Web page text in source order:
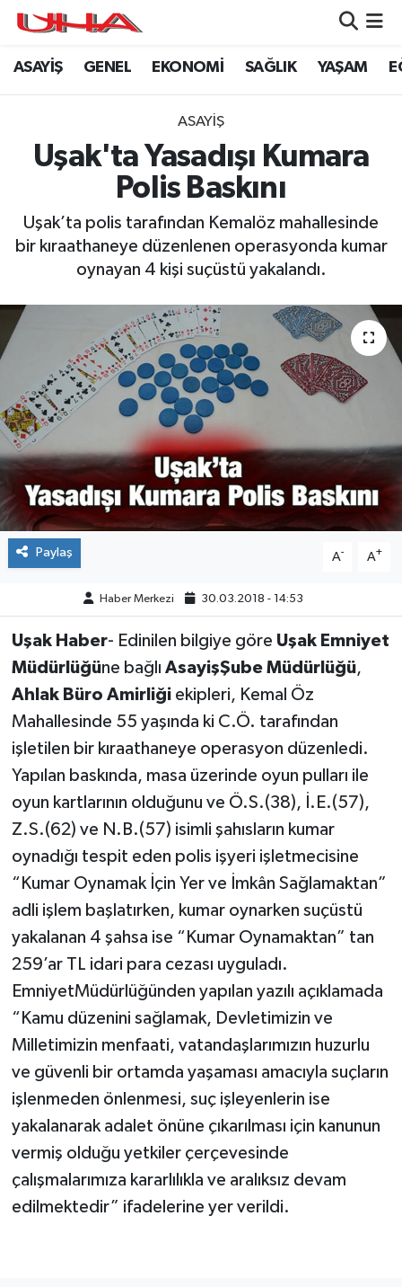
ASAYİŞ GENEL EKONOMİ SAĞLIK YAŞAM
ASAYİŞ
Uşak'ta Yasadışı Kumara
Polis Baskını
Uşak’ta polis tarafından Kemalöz mahallesinde
bir kıraathaneye düzenlenen operasyonda kumar
oynayan 4 kişi suçüstü yakalandı.
Paylaş A- A+
Haber Merkezi 30.03.2018 - 14:53
Uşak Haber- Edinilen bilgiye göre Uşak Emniyet
Müdürlüğüne bağlı AsayişŞube Müdürlüğü,
Ahlak Büro Amirliğiekipleri, Kemal Öz
Mahallesinde 55 yaşında ki C.Ö. tarafından
işletilen bir kıraathaneye operasyon düzenledi.
Yapılan baskında, masa üzerinde oyun pulları ile
oyun kartlarının olduğunu ve Ö.S.(38), İ.E.(57),
Z.S.(62) ve N.B.(57) isimli şahısların kumar
oynadığı tespit eden polis işyeri işletmecisine
“Kumar Oynamak İçin Yer ve İmkân Sağlamaktan”
adli işlem başlatırken, kumar oynarken suçüstü
yakalanan 4 şahsa ise “Kumar Oynamaktan” tan
259’ar TL idari para cezası uyguladı.
EmniyetMüdürlüğünden yapılan yazılı açıklamada
“Kamu düzenini sağlamak, Devletimizin ve
Milletimizin menfaati, vatandaşlarımızın huzurlu
ve güvenli bir ortamda yaşaması amacıyla suçların
işlenmeden önlenmesi, suç işleyenlerin ise
yakalanarak adalet önüne çıkarılması için kanunun
vermiş olduğu yetkiler çerçevesinde
çalışmalarımıza kararlılıkla ve aralıksız devam
edilmektedir” ifadelerine yer verildi.
ASAYİŞ
GENEL
SAĞLIK
EKONOMİ
EĞİTİM
ÇEVRE
DÜNYA
HABERDE İNSAN
BİLİM VE TEKNOLOJİ
KAMPANYALAR
KÜLTÜR-SANAT
ÖZEL HABER
POLİTİKA
SİYASET
SPOR
TEKNOLOJİ
VEFATLAR
Nöbetçi Eczaneler
Namaz Vakitleri
Puan Durumu ve Fikstür
Son Dakika Haberleri
Haber Arşivi